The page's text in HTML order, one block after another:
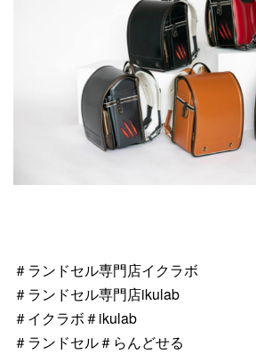
＃ランドセル専門店イクラボ
＃ランドセル専門店ikulab
＃イクラボ＃ikulab
＃ランドセル＃らんどせる